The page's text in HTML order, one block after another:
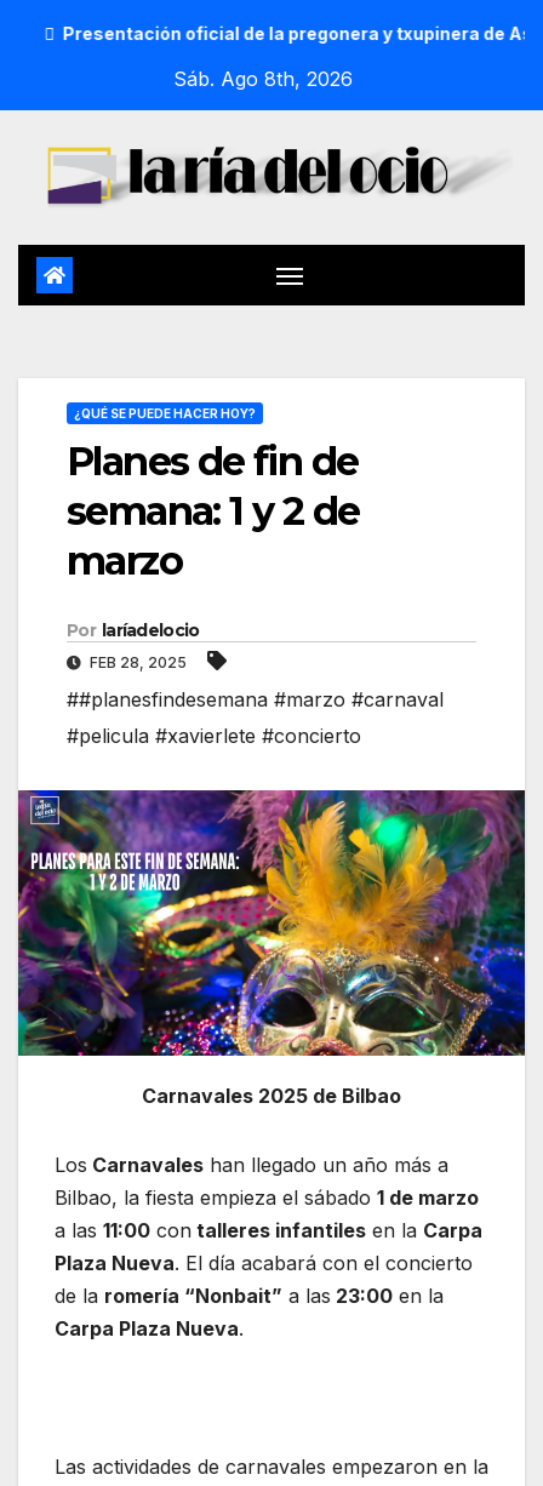
oficial de la pregonera y txupinera de Aste Nagusia
Sáb. Ago 8th, 2026
¿QUÉ SE PUEDE HACER HOY?
Planes de fin de
semana: 1 y 2 de
marzo
Por laríadelocio
FEB 28, 2025
##planesfindesemana #marzo #carnaval
#pelicula #xavierlete #concierto
Carnavales 2025 de Bilbao
Los Carnavales han llegado un año más a
Bilbao, la fiesta empieza el sábado 1 de marzo
a las 11:00 con talleres infantiles en la Carpa
Plaza Nueva. El día acabará con el concierto
de la romería “Nonbait” a las 23:00 en la
Carpa Plaza Nueva.
Las actividades de carnavales empezaron en la